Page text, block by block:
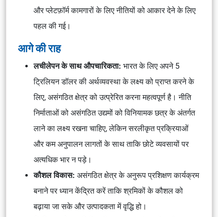
और प्लेटफ़ॉर्म कामगारों के लिए नीतियों को आकार देने के लिए
पहल की गई।
आगे की राह
लचीलेपन के साथ औपचारिकता: भारत के लिए अपने 5
ट्रिलियन डॉलर की अर्थव्यवस्था के लक्ष्य को प्राप्त करने के
लिए, असंगठित क्षेत्र को उत्प्रेरित करना महत्वपूर्ण है। नीति
निर्माताओं को असंगठित उद्यमों को विनियामक छत्र के अंतर्गत
लाने का लक्ष्य रखना चाहिए, लेकिन सरलीकृत प्रक्रियाओं
और कम अनुपालन लागतों के साथ ताकि छोटे व्यवसायों पर
अत्यधिक भार न पड़े।
कौशल विकास: असंगठित क्षेत्र के अनुरूप प्रशिक्षण कार्यक्रम
बनाने पर ध्यान केंद्रित करें ताकि श्रमिकों के कौशल को
बढ़ाया जा सके और उत्पादकता में वृद्धि हो।